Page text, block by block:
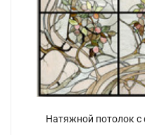
Натяжной потолок